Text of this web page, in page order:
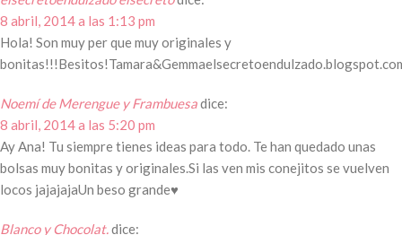
8 abril, 2014 a las 1:13 pm
Hola! Son muy per que muy originales y
Noemí de Merengue y Frambuesadice:
8 abril, 2014 a las 5:20 pm
Ay Ana! Tu siempre tienes ideas para todo. Te han quedado unas
bolsas muy bonitas y originales.Si las ven mis conejitos se vuelven
locos jajajajaUn beso grande♥
Blanco y Chocolat.dice: